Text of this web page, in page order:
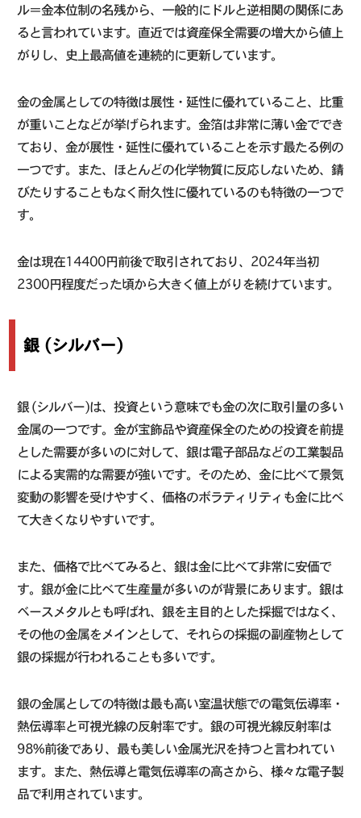
ル＝金本位制の名残から、一般的にドルと逆相関の関係にあ
ると言われています。直近では資産保全需要の増大から値上
がりし、史上最高値を連続的に更新しています。
金の金属としての特徴は展性・延性に優れていること、比重
が重いことなどが挙げられます。金箔は非常に薄い金ででき
ており、金が展性・延性に優れていることを示す最たる例の
一つです。また、ほとんどの化学物質に反応しないため、錆
びたりすることもなく耐久性に優れているのも特徴の一つで
す。
金は現在14400円前後で取引されており、2024年当初
2300円程度だった頃から大きく値上がりを続けています。
銀 (シルバー)
銀 (シルバー)は、投資という意味でも金の次に取引量の多い
金属の一つです。金が宝飾品や資産保全のための投資を前提
とした需要が多いのに対して、銀は電子部品などの工業製品
による実需的な需要が強いです。そのため、金に比べて景気
変動の影響を受けやすく、価格のボラティリティも金に比べ
て大きくなりやすいです。
また、価格で比べてみると、銀は金に比べて非常に安価で
す。銀が金に比べて生産量が多いのが背景にあります。銀は
ベースメタルとも呼ばれ、銀を主目的とした採掘ではなく、
その他の金属をメインとして、それらの採掘の副産物として
銀の採掘が行われることも多いです。
銀の金属としての特徴は最も高い室温状態での電気伝導率・
熱伝導率と可視光線の反射率です。銀の可視光線反射率は
98%前後であり、最も美しい金属光沢を持つと言われてい
ます。また、熱伝導と電気伝導率の高さから、様々な電子製
品で利用されています。